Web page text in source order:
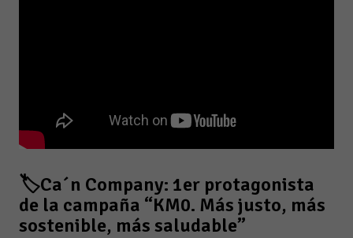
🏷️Ca´n Company: 1er protagonista
de la campaña “KM0. Más justo, más
sostenible, más saludable”